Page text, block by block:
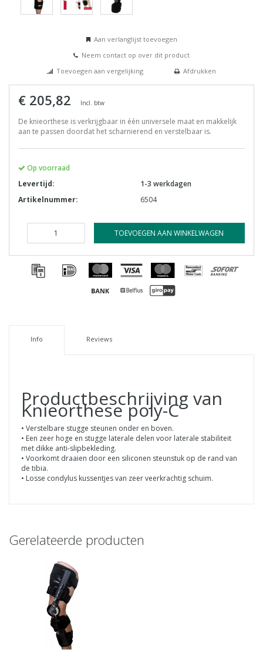
Aan verlanglijst toevoegen
Neem contact op over dit product
Toevoegen aan vergelijking
Afdrukken
€ 205,82 Incl. btw
De knieorthese is verkrijgbaar in één universele maat en makkelijk
aan te passen doordat het scharnierend en verstelbaar is.
Op voorraad
Levertijd:
1-3 werkdagen
Artikelnummer:
6504
TOEVOEGEN AAN WINKELWAGEN
Info Reviews
Productbeschrijving van
Knieorthese poly-C
• Verstelbare stugge steunen onder en boven.
• Een zeer hoge en stugge laterale delen voor laterale stabiliteit
met dikke anti-slipbekleding.
• Voorkomt draaien door een siliconen steunstuk op de rand van
de tibia.
• Losse condylus kussentjes van zeer veerkrachtig schuim.
Gerelateerde producten